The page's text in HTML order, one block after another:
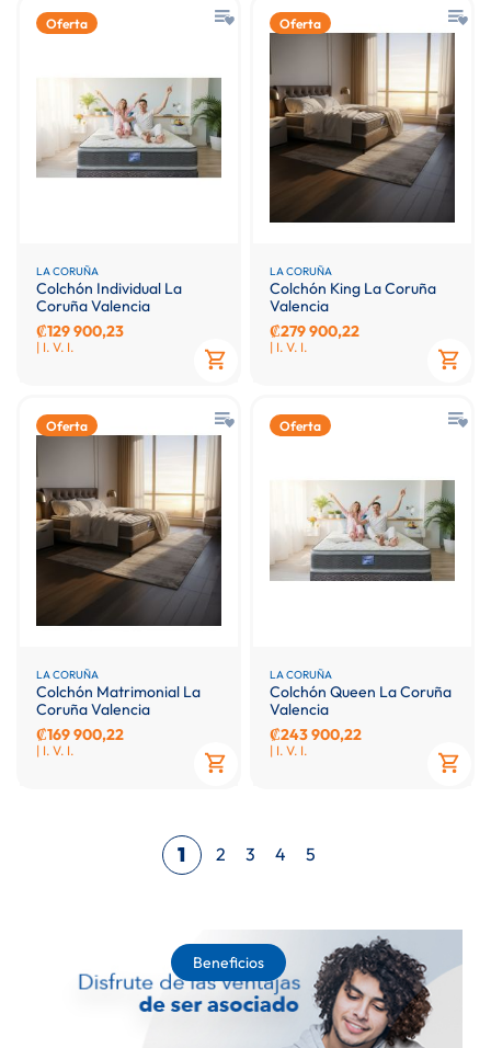
Oferta
LA CORUÑA
Colchón Individual La
Coruña Valencia
₡129 900,23
| I. V. I.
Oferta
LA CORUÑA
Colchón King La Coruña
Valencia
₡279 900,22
| I. V. I.
Oferta
LA CORUÑA
Colchón Matrimonial La
Coruña Valencia
₡169 900,22
| I. V. I.
Oferta
LA CORUÑA
Colchón Queen La Coruña
Valencia
₡243 900,22
| I. V. I.
Actualmente
página
1 Página
2 Página
3 Página
4 Página
5
Beneficios